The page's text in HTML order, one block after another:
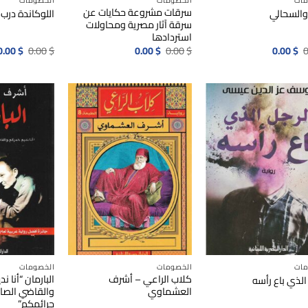
السعر
الأصلي
0.00$.
0.00$ السعر
الحالي
0.00$.
سرقات مشروعة حكايات عن
سرقة آثار مصرية ومحاولات
استردادها
0.00$ السعر
الأصلي
0.00$.
0.00$ السعر
الحالي
0.00$.
اللوكاندة
0.00$ السعر
0.00$.
$
باع رأسه
الخصومات
كلاب الراعي – أشرف
العشماوي
الخصومات
البارمان
والقاضي
جرائمكم”